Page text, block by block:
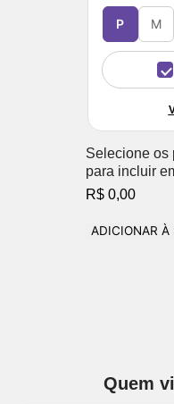
P M
Selecione os
para incluir
R$ 0,00
ADICIONAR À
Quem